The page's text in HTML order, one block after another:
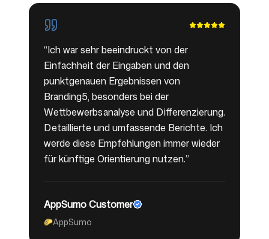
“Ich war sehr beeindruckt von der
Einfachheit der Eingaben und den
punktgenauen Ergebnissen von
Branding5, besonders bei der
Wettbewerbsanalyse und Differenzierung.
Detaillierte und umfassende Berichte. Ich
werde diese Empfehlungen immer wieder
für künftige Orientierung nutzen.”
AppSumo Customer
🌮AppSumo